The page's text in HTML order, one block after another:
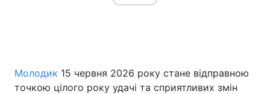
Молодик 15 червня 2026 року стане відправною
точкою цілого року удачі та сприятливих змін